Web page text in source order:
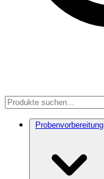
Probenvorbereitung